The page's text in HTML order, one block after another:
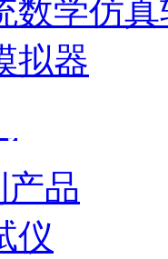
数学仿
拟器
产品
仪